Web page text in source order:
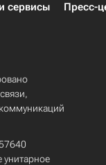
сервисы Пресс-
унитарное